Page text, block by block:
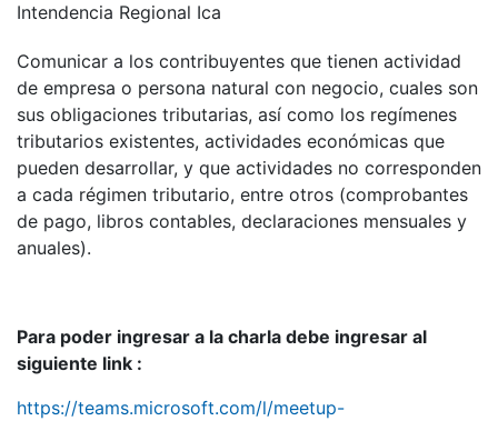
Intendencia Regional Ica
Comunicar a los contribuyentes que tienen actividad
de empresa o persona natural con negocio, cuales son
sus obligaciones tributarias, así como los regímenes
tributarios existentes, actividades económicas que
pueden desarrollar, y que actividades no corresponden
a cada régimen tributario, entre otros (comprobantes
de pago, libros contables, declaraciones mensuales y
anuales).
Para poder ingresar a la charla debe ingresar al
siguiente link :
https://teams.microsoft.com/l/meetup-